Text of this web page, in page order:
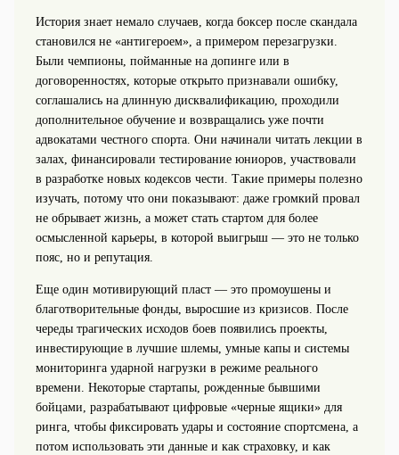
История знает немало случаев, когда боксер после скандала
становился не «антигероем», а примером перезагрузки.
Были чемпионы, пойманные на допинге или в
договоренностях, которые открыто признавали ошибку,
соглашались на длинную дисквалификацию, проходили
дополнительное обучение и возвращались уже почти
адвокатами честного спорта. Они начинали читать лекции в
залах, финансировали тестирование юниоров, участвовали
в разработке новых кодексов чести. Такие примеры полезно
изучать, потому что они показывают: даже громкий провал
не обрывает жизнь, а может стать стартом для более
осмысленной карьеры, в которой выигрыш — это не только
пояс, но и репутация.
Еще один мотивирующий пласт — это промоушены и
благотворительные фонды, выросшие из кризисов. После
череды трагических исходов боев появились проекты,
инвестирующие в лучшие шлемы, умные капы и системы
мониторинга ударной нагрузки в режиме реального
времени. Некоторые стартапы, рожденные бывшими
бойцами, разрабатывают цифровые «черные ящики» для
ринга, чтобы фиксировать удары и состояние спортсмена, а
потом использовать эти данные и как страховку, и как